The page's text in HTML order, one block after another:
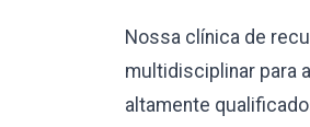
Nossa clínica de
multidisciplinar para
altamente